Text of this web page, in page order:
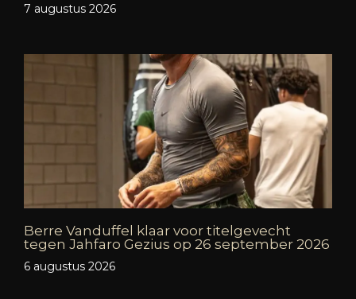
7 augustus 2026
Berre Vanduffel klaar voor titelgevecht
tegen Jahfaro Gezius op 26 september 2026
6 augustus 2026